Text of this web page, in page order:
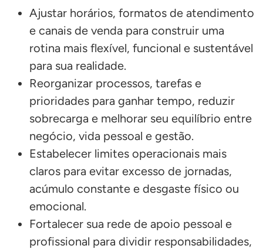
Ajustar horários, formatos de atendimento
e canais de venda para construir uma
rotina mais flexível, funcional e sustentável
para sua realidade.
Reorganizar processos, tarefas e
prioridades para ganhar tempo, reduzir
sobrecarga e melhorar seu equilíbrio entre
negócio, vida pessoal e gestão.
Estabelecer limites operacionais mais
claros para evitar excesso de jornadas,
acúmulo constante e desgaste físico ou
emocional.
Fortalecer sua rede de apoio pessoal e
profissional para dividir responsabilidades,